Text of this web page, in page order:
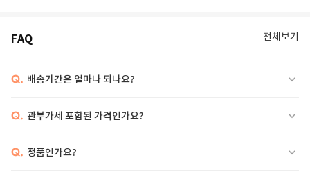
FAQ 전체보기
Q. 배송기간은 얼마나 되나요?
Q. 관부가세 포함된 가격인가요?
Q. 정품인가요?